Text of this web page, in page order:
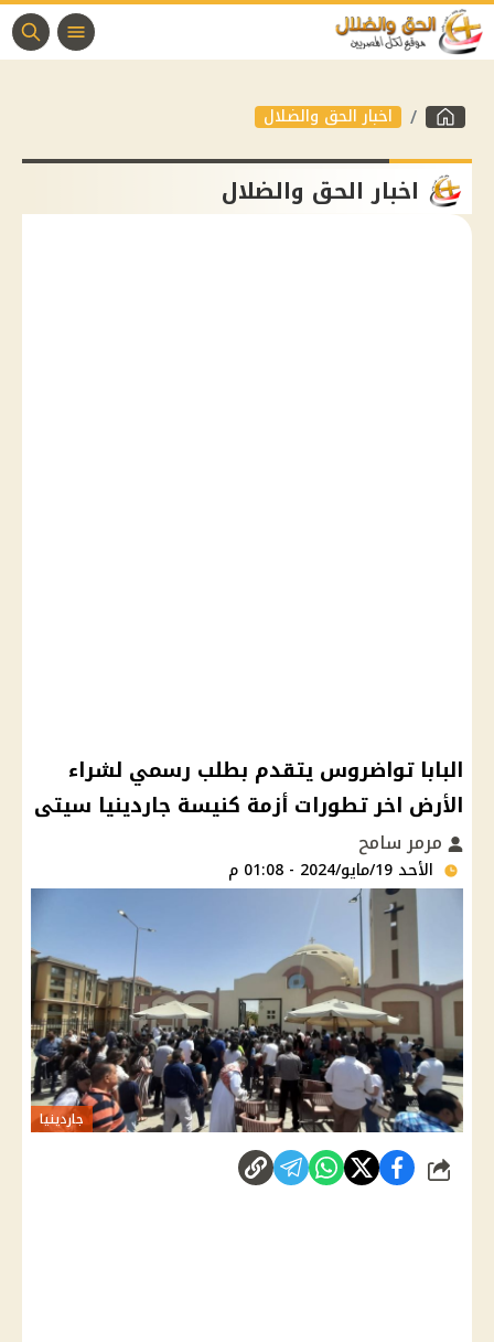
اخبار الحق والضلال
اخبار الحق والضلال
البابا تواضروس يتقدم بطلب رسمي لشراء
الأرض اخر تطورات أزمة كنيسة جاردينيا سيتى
مرمر سامح
الأحد 19/مايو/2024 - 01:08 م
جاردينيا
شارك